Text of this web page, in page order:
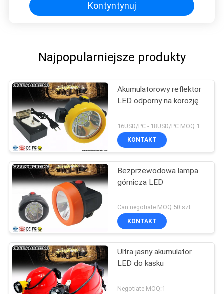
Kontyntynuj
Najpopularniejsze produkty
Akumulatorowy reflektor
LED odporny na korozję
16USD/PC - 18USD/PC MOQ:1
KONTAKT
Bezprzewodowa lampa
górnicza LED
Can negotiate MOQ:50 szt
KONTAKT
Ultra jasny akumulator
LED do kasku
Negotiate MOQ:1